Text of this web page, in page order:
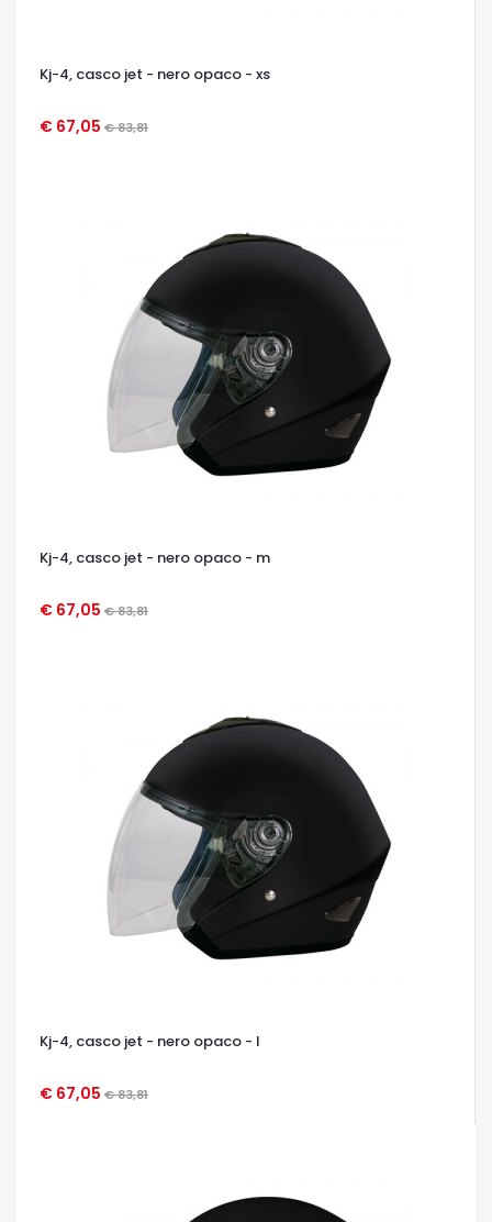
Kj-4, casco jet - nero opaco - xs
€ 67,05 € 83,81
OCCHIATA VELOCE
Kj-4, casco jet - nero opaco - m
€ 67,05 € 83,81
OCCHIATA VELOCE
Kj-4, casco jet - nero opaco - l
€ 67,05 € 83,81
OCCHIATA VELOCE